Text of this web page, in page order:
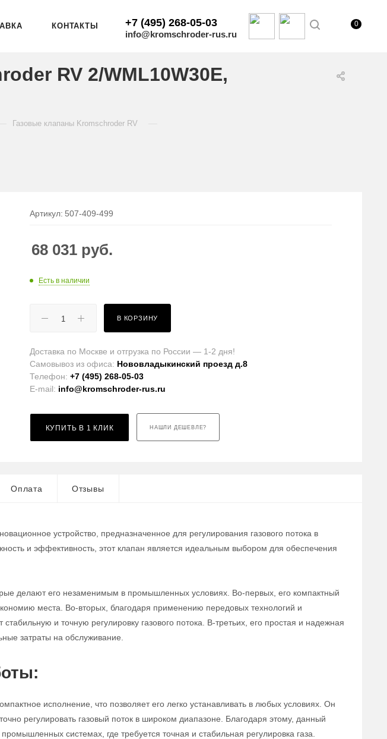
КОНТАКТЫ +7 (495) 268-05-03
info@kromschroder-rus.ru
0
RV 2/WML10W30E,
Газовые клапаны Kromschroder RV
Артикул: 507-409-499
68 031 руб.
Есть в наличии
В КОРЗИНУ
Доставка по Москве и отгрузка по России — 1-2 дня!
Самовывоз из офиса: Нововладыкинский проезд д.8
Телефон:+7 (495) 268-05-03
E-mail: info@kromschroder-rus.ru
КУПИТЬ В 1 КЛИК НАШЛИ ДЕШЕВЛЕ?
Оплата Отзывы
устройство, предназначенное для регулирования газового потока в
и эффективность, этот клапан является идеальным выбором для обеспечения
делают его незаменимым в промышленных условиях. Во-первых, его компактный
места. Во-вторых, благодаря применению передовых технологий и
и точную регулировку газового потока. В-третьих, его простая и надежная
затраты на обслуживание.
исполнение, что позволяет его легко устанавливать в любых условиях. Он
регулировать газовый поток в широком диапазоне. Благодаря этому, данный
системах, где требуется точная и стабильная регулировка газа.